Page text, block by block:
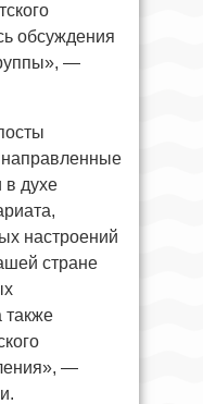
обсуждения
—
в духе
настроений
стране
также
—